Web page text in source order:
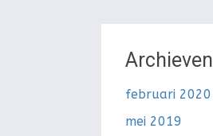
Archieven
februari 2020
mei 2019